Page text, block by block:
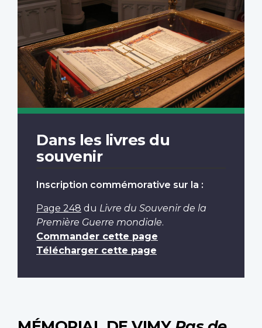
Dans les livres du
souvenir
Inscription commémorative sur la :
Page 248 du Livre du Souvenir de la
Première Guerre mondiale.
Commander cette page
Télécharger cette page